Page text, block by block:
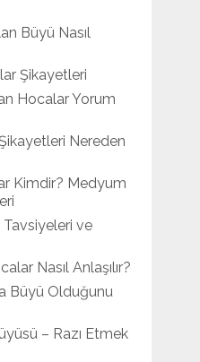
Büyü Nasıl
Şikayetleri
Hocalar Yorum
Nereden
Kimdir? Medyum
ve
Nasıl Anlaşılır?
Büyü Olduğunu
– Razı Etmek